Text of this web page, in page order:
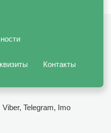
Контакты
Telegram, Imo